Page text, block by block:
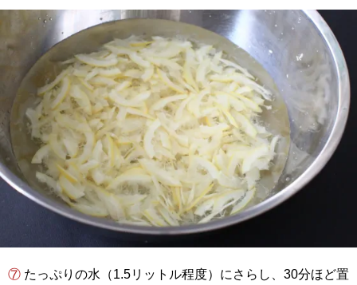
⑦ たっぷりの水（1.5リットル程度）にさらし、30分ほど置